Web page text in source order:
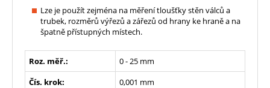
Lze je použít zejména na měření tloušťky stěn válců a
trubek, rozměrů výřezů a zářezů od hrany ke hraně a na
špatně přístupných místech.
Roz. měř.:
0 - 25 mm
Čís. krok:
0,001 mm